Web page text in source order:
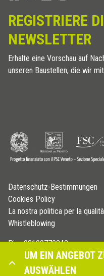
UM EIN ANGEBOT
AUSWÄHLEN
REGISTRIERE
NEWSLETTER
Erhalte eine Vorschau auf
unseren Baustellen, die wir
Datenschutz-Bestimmungen
Cookies Policy
La nostra politica per la
Whistleblowing
P.iva 03109770242
© Copyright 2026 -